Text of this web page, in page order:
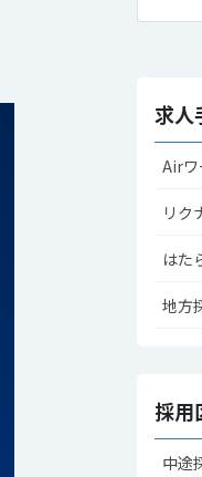
求人
Airワ
リク
はた
地方
採用
中途